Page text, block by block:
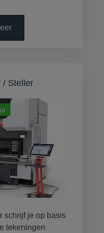
/ Steller
schrijf je op basis
tekeningen